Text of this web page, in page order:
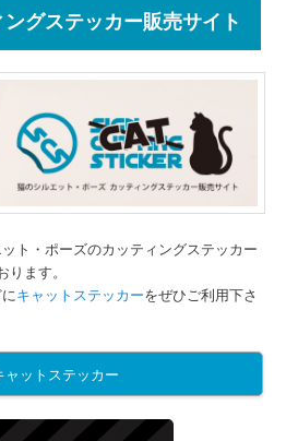
グステッカー販売サイト
ト・ポーズのカッティングステッカー
ます。
キャットステッカーをぜひご利用下さ
ャットステッカー